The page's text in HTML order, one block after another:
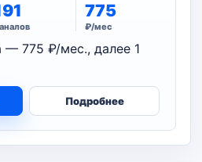
775
₽/мес
775 ₽/мес., далее 1
Подробнее